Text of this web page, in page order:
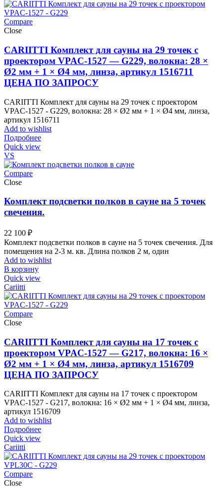
Compare
Close
CARIITTI Комплект для сауны на 29 точек с
проектором VPAC-1527 — G229, волокна: 28 ×
Ø2 мм + 1 × Ø4 мм, линза, артикул 1516711
ЦЕНА ПО ЗАПРОСУ
CARIITTI Комплект для сауны на 29 точек с проектором
VPAC-1527 - G229, волокна: 28 × Ø2 мм + 1 × Ø4 мм, линза,
артикул 1516711
Add to wishlist
Подробнее
Quick view
VS
Compare
Close
Комплект подсветки полков в сауне на 5 точек
свечения.
22 100 ₽
Комплект подсветки полков в сауне на 5 точек свечения. Для
помещения на 2-3 м. кв. Длина полков 2 м, один
Add to wishlist
В корзину
Quick view
Cariitti
Compare
Close
CARIITTI Комплект для сауны на 17 точек с
проектором VPAC-1527 — G217, волокна: 16 ×
Ø2 мм + 1 × Ø4 мм, линза, артикул 1516709
ЦЕНА ПО ЗАПРОСУ
CARIITTI Комплект для сауны на 17 точек с проектором
VPAC-1527 - G217, волокна: 16 × Ø2 мм + 1 × Ø4 мм, линза,
артикул 1516709
Add to wishlist
Подробнее
Quick view
Cariitti
Compare
Close